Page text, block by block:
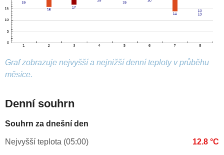
Graf zobrazuje nejvyšší a nejnižší denní teploty v průběhu
měsíce.
Denní souhrn
Souhrn za dnešní den
Nejvyšší teplota (05:00) 12.8 °C